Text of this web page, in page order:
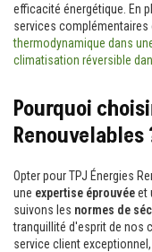
efficacité énergétique. En
services complémentaires
thermodynamique dans
climatisation réversible
Pourquoi
Renouvelables
Opter pour TPJ Énergies
une expertise éprouvéeet
suivons les normes de
tranquillité d'esprit de nos
service client